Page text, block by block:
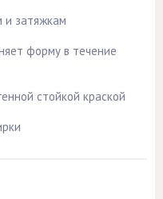
и затяжкам
форму в течение
стойкой краской